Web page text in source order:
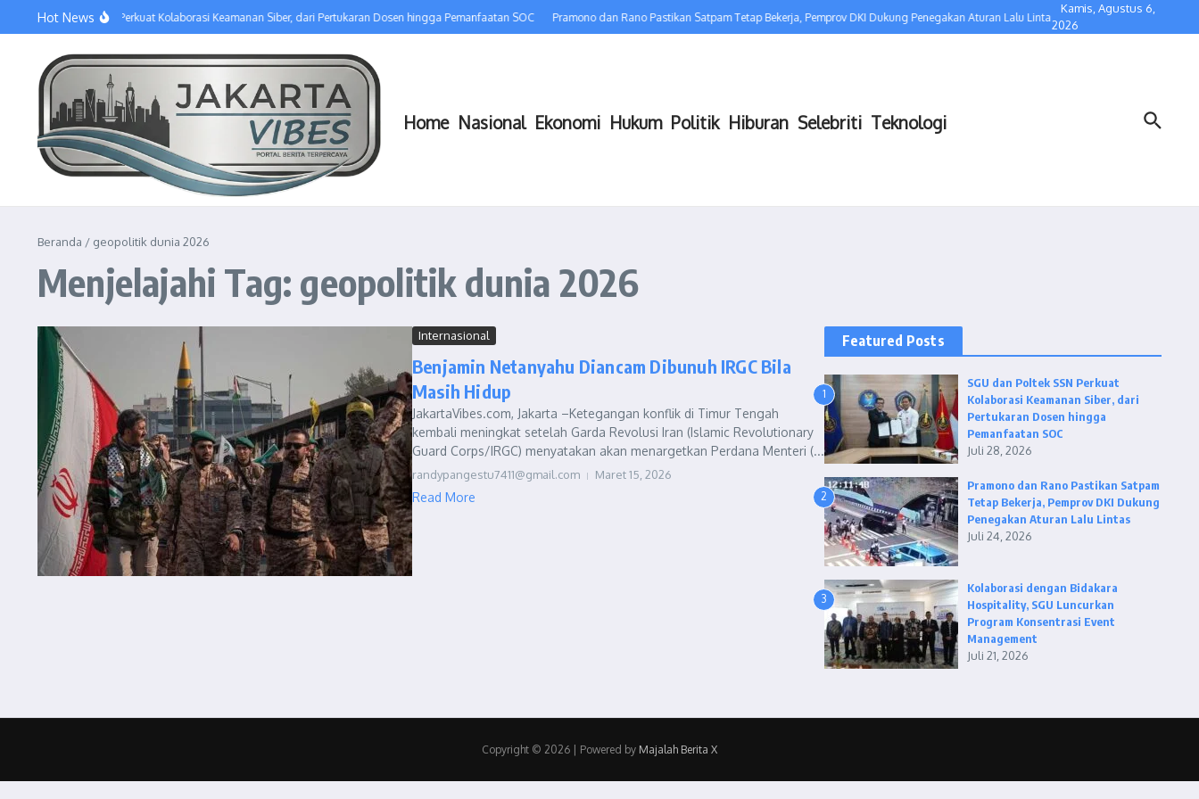
Hot News
SGU dan Poltek SSN Perkuat Kolaborasi Keamanan Siber, dari Pertukaran Dosen hingga Pemanfaatan SOC Pramono dan Rano Pastikan Satpam Tetap Bekerja, Pemprov DKI Dukung Penegakan Aturan Lalu Lintas Kolaborasi dengan
Kamis, Agustus 6,
2026
Home Nasional Ekonomi Hukum Politik Hiburan Selebriti Teknologi
Beranda / geopolitik dunia 2026
Menjelajahi Tag: geopolitik dunia 2026
Internasional
Benjamin Netanyahu Diancam Dibunuh IRGC Bila
Masih Hidup
JakartaVibes.com, Jakarta –Ketegangan konflik di Timur Tengah
kembali meningkat setelah Garda Revolusi Iran (Islamic Revolutionary
Guard Corps/IRGC) menyatakan akan menargetkan Perdana Menteri (...
randypangestu7411@gmail.com Maret 15, 2026
Read More
Featured Posts
1
SGU dan Poltek SSN Perkuat
Kolaborasi Keamanan Siber, dari
Pertukaran Dosen hingga
Pemanfaatan SOC
Juli 28, 2026
2
Pramono dan Rano Pastikan Satpam
Tetap Bekerja, Pemprov DKI Dukung
Penegakan Aturan Lalu Lintas
Juli 24, 2026
3
Kolaborasi dengan Bidakara
Hospitality, SGU Luncurkan
Program Konsentrasi Event
Management
Juli 21, 2026
Copyright © 2026 | Powered by Majalah Berita X